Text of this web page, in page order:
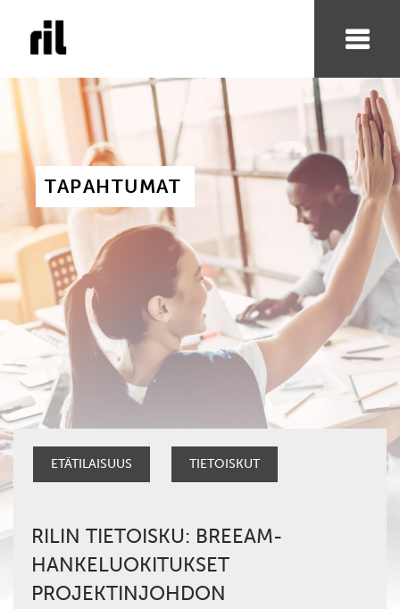
TAPAHTUMAT
ETÄTILAISUUS TIETOISKUT
RILIN TIETOISKU: BREEAM-
HANKELUOKITUKSET
PROJEKTINJOHDON